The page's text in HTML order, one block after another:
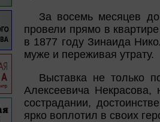
За восемь месяцев
провели прямо в
в 1877 году Зинаида
муже и переживая утрату.
Выставка не только
Алексеевича Некрасова,
сострадании,
ярко воплотил в своих